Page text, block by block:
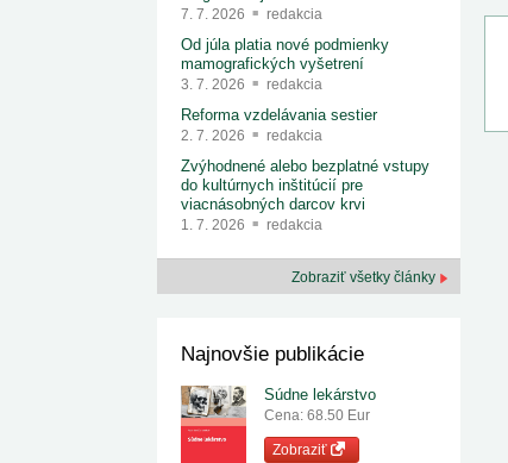
7. 7. 2026 redakcia
Od júla platia nové podmienky
mamografických vyšetrení
3. 7. 2026 redakcia
Reforma vzdelávania sestier
2. 7. 2026 redakcia
Zvýhodnené alebo bezplatné vstupy
do kultúrnych inštitúcií pre
viacnásobných darcov krvi
1. 7. 2026 redakcia
Zobraziť všetky články
Najnovšie publikácie
Súdne lekárstvo
Cena: 68.50 Eur
Zobraziť